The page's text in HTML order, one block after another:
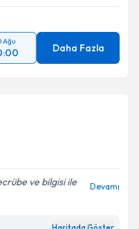
Ağu
Daha Fazla
ve bilgisi ile
Devamı